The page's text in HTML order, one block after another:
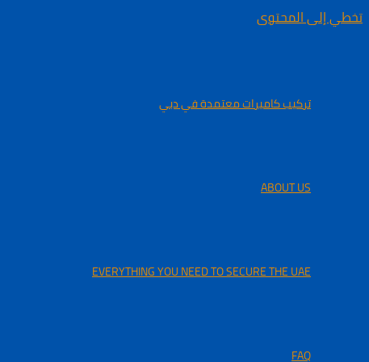
تخطي إلى المحتوى
تركيب كاميرات معتمدة في دبي
ABOUT US
EVERYTHING YOU NEED TO SECURE THE UAE
FAQ